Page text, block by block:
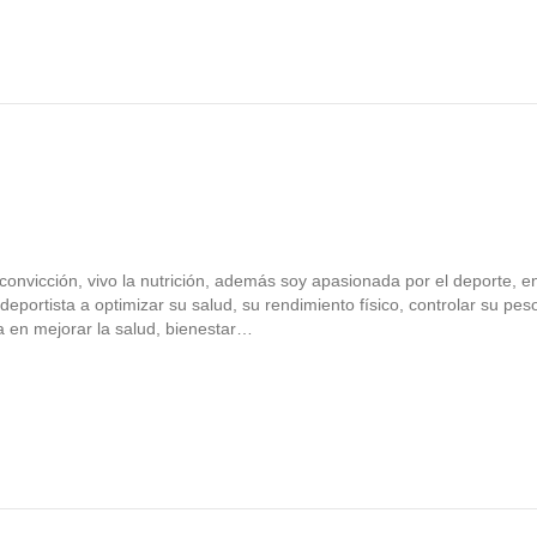
vivo la nutrición, además soy apasionada por el deporte,
a optimizar su salud, su rendimiento físico, controlar su
en mejorar la salud, bienestar…